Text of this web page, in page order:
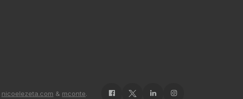
nicoelezeta.com & mconte.